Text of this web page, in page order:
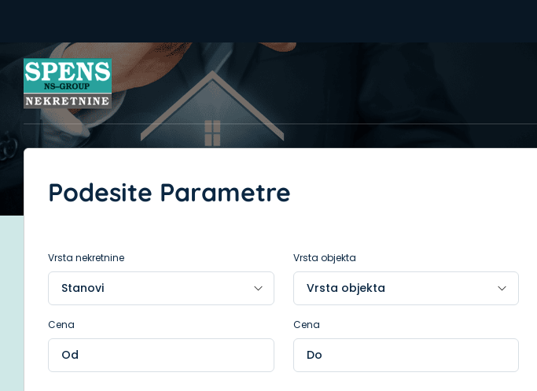
Podesite Parametre
Vrsta nekretnine Vrsta objekta
Cena Cena